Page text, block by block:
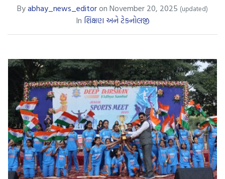
Byabhay_news_editoron November 20, 2025 (updated)
In શિક્ષણ અને ટેકનોલજી